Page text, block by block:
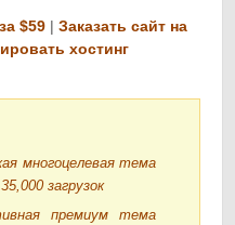
$59| Заказать сайт на
хостинг
многоцелевая тема
загрузок
премиум тема